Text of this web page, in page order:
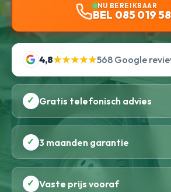
NU BEREIKBAAR
BEL 085 019
4,8★★★★★568 Google
✓ Gratis telefonisch advies
✓ 3 maanden garantie
✓ Vaste prijs vooraf